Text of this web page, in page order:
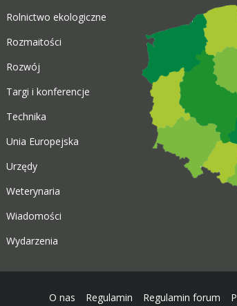
Rolnictwo ekologiczne
Rozmaitości
Rozwój
Targi i konferencje
Technika
Unia Europejska
Urzędy
Weterynaria
Wiadomości
Wydarzenia
Regulamin forum
Regulamin
O nas